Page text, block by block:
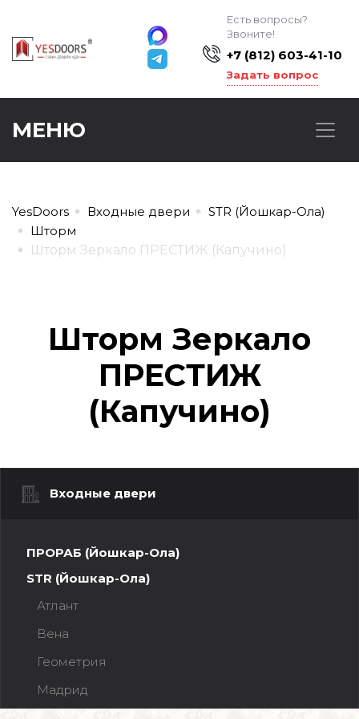
Есть вопросы?
Звоните!
+7 (812) 603-41-10
Задать вопрос
МЕНЮ
YesDoors Входные двери
STR (Йошкар-Ола)
Шторм
Шторм Зеркало ПРЕСТИЖ (Капучино)
Шторм Зеркало
ПРЕСТИЖ
(Капучино)
Входные двери
ПРОРАБ (Йошкар-Ола)
STR (Йошкар-Ола)
Атлант
Вена
Геометрия
Мадрид